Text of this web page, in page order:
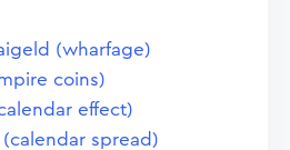
(wharfage)
coins)
effect)
spread)